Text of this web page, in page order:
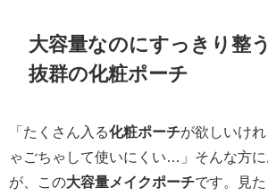
大容量なのにすっきり整
抜群の化粧ポーチ
「たくさん入る化粧ポーチが欲しいけ
ゃごちゃして使いにくい…」そんな方
が、この大容量メイクポーチです。見